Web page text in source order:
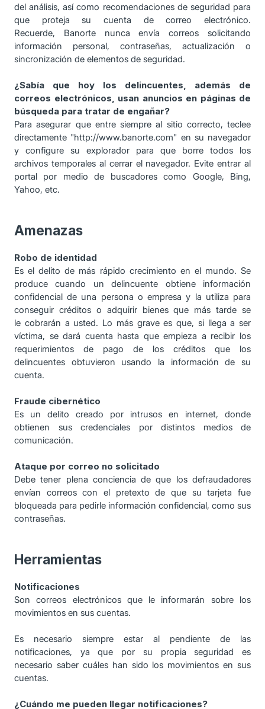
del análisis, así como recomendaciones de seguridad para
que proteja su cuenta de correo electrónico.
Recuerde, Banorte nunca envía correos solicitando
información personal, contraseñas, actualización o
sincronización de elementos de seguridad.
¿Sabía que hoy los delincuentes, además de
correos electrónicos, usan anuncios en páginas de
búsqueda para tratar de engañar?
Para asegurar que entre siempre al sitio correcto, teclee
directamente "http://www.banorte.com" en su navegador
y configure su explorador para que borre todos los
archivos temporales al cerrar el navegador. Evite entrar al
portal por medio de buscadores como Google, Bing,
Yahoo, etc.
Amenazas
Robo de identidad
Es el delito de más rápido crecimiento en el mundo. Se
produce cuando un delincuente obtiene información
confidencial de una persona o empresa y la utiliza para
conseguir créditos o adquirir bienes que más tarde se
le cobrarán a usted. Lo más grave es que, si llega a ser
víctima, se dará cuenta hasta que empieza a recibir los
requerimientos de pago de los créditos que los
delincuentes obtuvieron usando la información de su
cuenta.
Fraude cibernético
Es un delito creado por intrusos en internet, donde
obtienen sus credenciales por distintos medios de
comunicación.
Ataque por correo no solicitado
Debe tener plena conciencia de que los defraudadores
envían correos con el pretexto de que su tarjeta fue
bloqueada para pedirle información confidencial, como sus
contraseñas.
Herramientas
Notificaciones
Son correos electrónicos que le informarán sobre los
movimientos en sus cuentas.
Es necesario siempre estar al pendiente de las
notificaciones, ya que por su propia seguridad es
necesario saber cuáles han sido los movimientos en sus
cuentas.
¿Cuándo me pueden llegar notificaciones?